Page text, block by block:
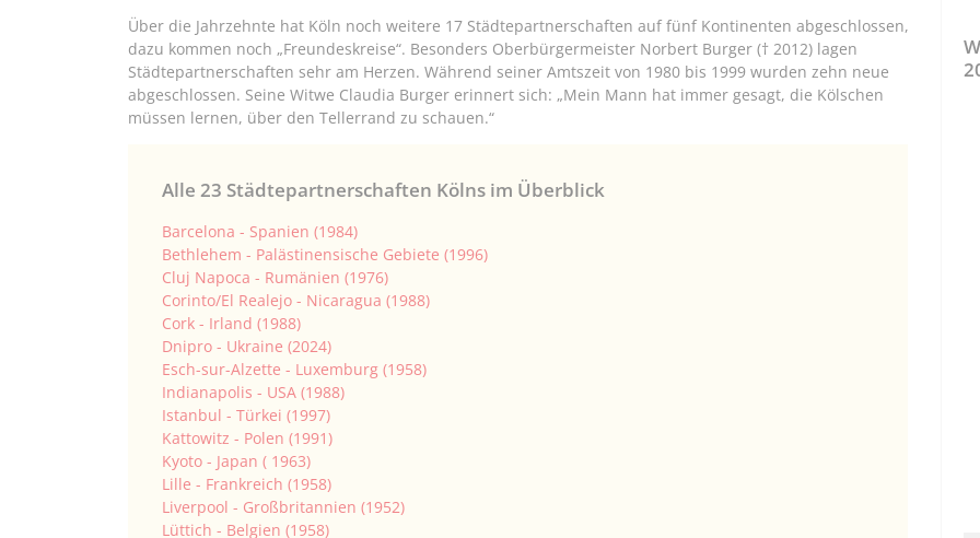
Über die Jahrzehnte hat Köln noch weitere 17 Städtepartnerschaften auf fünf Kontinenten abgeschlossen,
dazu kommen noch „Freundeskreise“. Besonders Oberbürgermeister Norbert Burger († 2012) lagen
Städtepartnerschaften sehr am Herzen. Während seiner Amtszeit von 1980 bis 1999 wurden zehn neue
abgeschlossen. Seine Witwe Claudia Burger erinnert sich: „Mein Mann hat immer gesagt, die Kölschen
müssen lernen, über den Tellerrand zu schauen.“
Alle 23 Städtepartnerschaften Kölns im Überblick
Barcelona - Spanien (1984)
Bethlehem - Palästinensische Gebiete (1996)
Cluj Napoca - Rumänien (1976)
Corinto/El Realejo - Nicaragua (1988)
Cork - Irland (1988)
Dnipro - Ukraine (2024)
Esch-sur-Alzette - Luxemburg (1958)
Indianapolis - USA (1988)
Istanbul - Türkei (1997)
Kattowitz - Polen (1991)
Kyoto - Japan ( 1963)
Lille - Frankreich (1958)
Liverpool - Großbritannien (1952)
Lüttich - Belgien (1958)